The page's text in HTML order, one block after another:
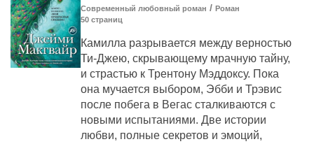
Современный любовный роман / Роман
50 cтраниц
Камилла разрывается между верностью
Ти-Джею, скрывающему мрачную тайну,
и страстью к Трентону Мэддоксу. Пока
она мучается выбором, Эбби и Трэвис
после побега в Вегас сталкиваются с
новыми испытаниями. Две истории
любви, полные секретов и эмоций,